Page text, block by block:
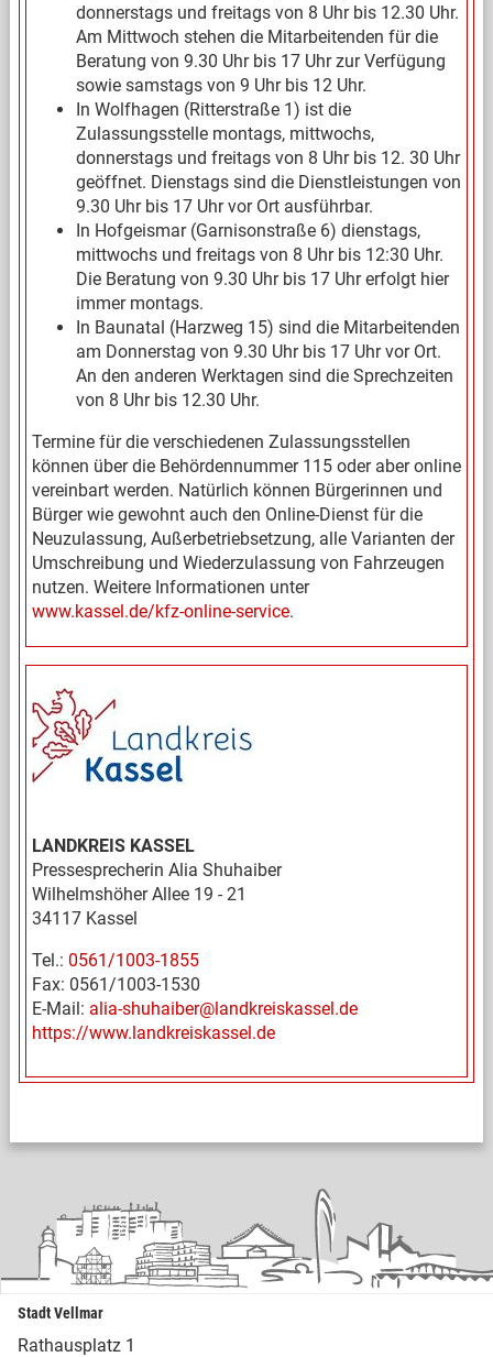
donnerstags und freitags von 8 Uhr bis 12.30 Uhr.
Am Mittwoch stehen die Mitarbeitenden für die
Beratung von 9.30 Uhr bis 17 Uhr zur Verfügung
sowie samstags von 9 Uhr bis 12 Uhr.
In Wolfhagen (Ritterstraße 1) ist die
Zulassungsstelle montags, mittwochs,
donnerstags und freitags von 8 Uhr bis 12. 30 Uhr
geöffnet. Dienstags sind die Dienstleistungen von
9.30 Uhr bis 17 Uhr vor Ort ausführbar.
In Hofgeismar (Garnisonstraße 6) dienstags,
mittwochs und freitags von 8 Uhr bis 12:30 Uhr.
Die Beratung von 9.30 Uhr bis 17 Uhr erfolgt hier
immer montags.
In Baunatal (Harzweg 15) sind die Mitarbeitenden
am Donnerstag von 9.30 Uhr bis 17 Uhr vor Ort.
An den anderen Werktagen sind die Sprechzeiten
von 8 Uhr bis 12.30 Uhr.
Termine für die verschiedenen Zulassungsstellen
können über die Behördennummer 115 oder aber online
vereinbart werden. Natürlich können Bürgerinnen und
Bürger wie gewohnt auch den Online-Dienst für die
Neuzulassung, Außerbetriebsetzung, alle Varianten der
Umschreibung und Wiederzulassung von Fahrzeugen
nutzen. Weitere Informationen unter
www.kassel.de/kfz-online-service.
LANDKREIS KASSEL
Pressesprecherin Alia Shuhaiber
Wilhelmshöher Allee 19 - 21
34117 Kassel
Tel.: 0561/1003-1855
Fax: 0561/1003-1530
E-Mail: alia-shuhaiber@landkreiskassel.de
https://www.landkreiskassel.de
Stadt Vellmar
Rathausplatz 1